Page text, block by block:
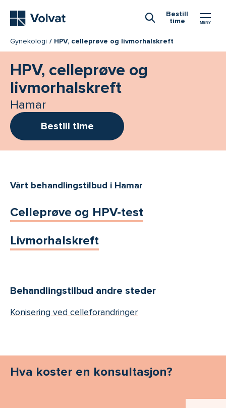
Bestill
time
Gynekologi HPV, celleprøve og livmorhalskreft
HPV, celleprøve og
livmorhalskreft
Hamar
Bestill time
Vårt behandlingstilbud i Hamar
Celleprøve og HPV-test
Livmorhalskreft
Behandlingstilbud andre steder
Konisering ved celleforandringer
Hva koster en konsultasjon?